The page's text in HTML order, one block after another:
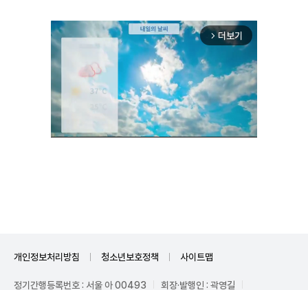
arrow_forward_ios 더보기
개인정보처리방침 청소년보호정책 사이트맵
정기간행등록번호 : 서울 아 00493 회장·발행인 : 곽영길